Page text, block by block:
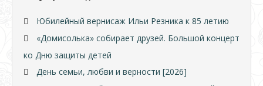
Юбилейный вернисаж Ильи Резника к 85 летию
«Домисолька» собирает друзей. Большой концерт
ко Дню защиты детей
День семьи, любви и верности [2026]